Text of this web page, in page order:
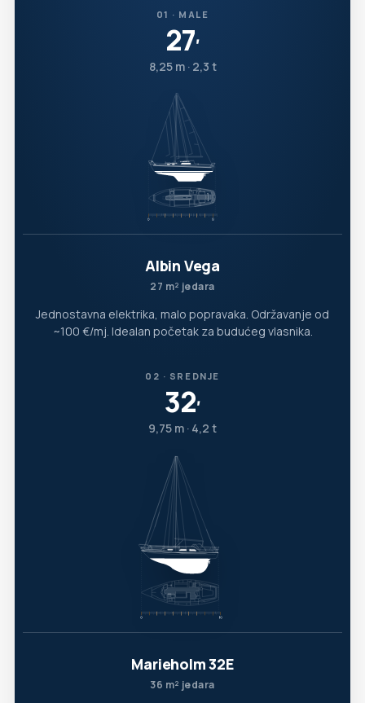
01 · MALE
27′
8,25 m · 2,3 t
Albin Vega
27 m² jedara
Jednostavna elektrika, malo popravaka. Održavanje od
~100 €/mj. Idealan početak za budućeg vlasnika.
02 · SREDNJE
32′
9,75 m · 4,2 t
Marieholm 32E
36 m² jedara